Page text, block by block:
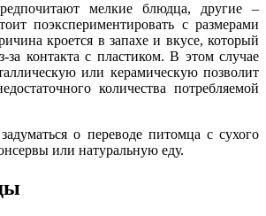
мелкие блюдца, другие –
поэкспериментировать с размерами
кроется в запахе и вкусе, который
за контакта с пластиком. В этом случае
или керамическую позволит
количества потребляемой
о переводе питомца с сухого
или натуральную еду.